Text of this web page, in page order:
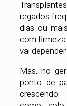
regados
dias ou
com
vai
Mas, no
ponto de
crescendo.